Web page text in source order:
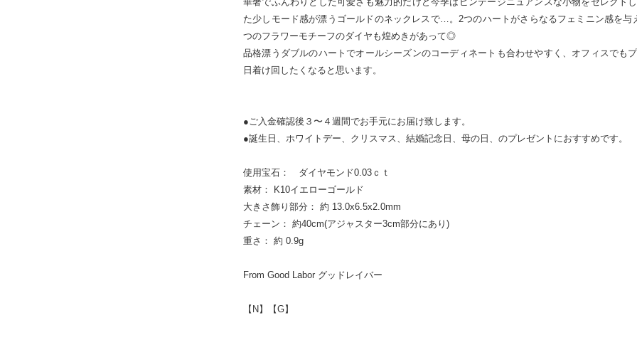
た少しモード感が漂うゴールドのネックレスで…。2つのハートがさらなるフェミニン感を与
つのフラワーモチーフのダイヤも煌めきがあって◎
品格漂うダブルのハートでオールシーズンのコーディネートも合わせやすく、オフィスでも
日着け回したくなると思います。
●ご入金確認後３〜４週間でお手元にお届け致します。
●誕生日、ホワイトデー、クリスマス、結婚記念日、母の日、のプレゼントにおすすめです。
使用宝石： ダイヤモンド0.03ｃｔ
素材： K10イエローゴールド
大きさ飾り部分： 約 13.0x6.5x2.0mm
チェーン： 約40cm(アジャスター3cm部分にあり)
重さ： 約 0.9g
From Good Labor グッドレイバー
【N】【G】